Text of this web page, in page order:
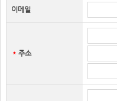
이메일
＊ 주소